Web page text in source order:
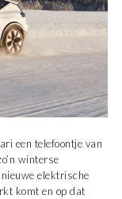
een telefoontje van
winterse
elektrische
komt en op dat